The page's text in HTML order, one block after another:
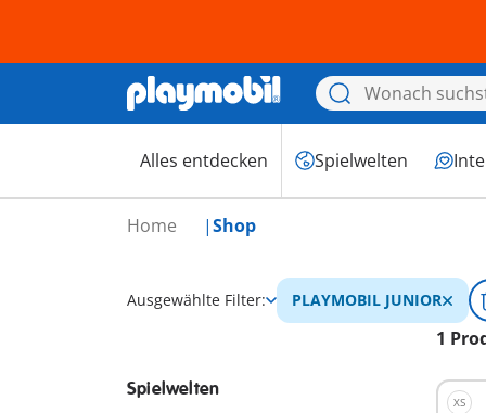
Alles entdecken Spielwelten
Home Shop
Ausgewählte Filter: PLAYMOBIL JUNIOR
1
Spielwelten
XS